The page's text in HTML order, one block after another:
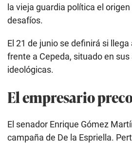
la vieja guardia política el
desafíos.
El 21 de junio se definirá si
frente a Cepeda, situado en
ideológicas.
El empresario
El senador Enrique Gómez
campaña de De la Espriella.